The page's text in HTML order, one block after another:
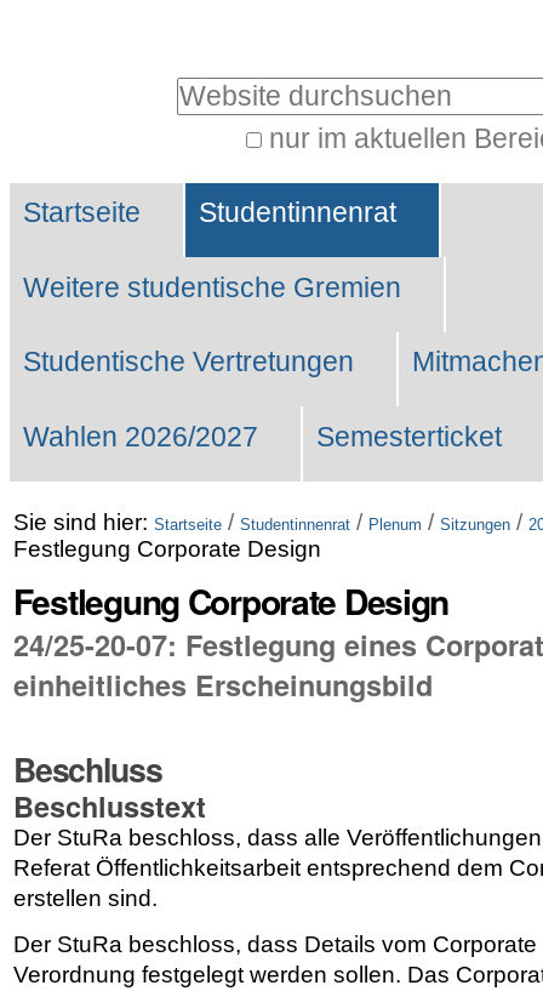
Website durchsuchen
nur im aktuellen
Suche…
Sektionen
Startseite Studentinnenrat
Weitere studentische Gremien
Studentische Vertretungen
Wahlen 2026/2027 Semesterticket
Sie sind hier: Startseite / Studentinnenrat / Plenum / Sitzungen /
Festlegung Corporate Design
Festlegung Corporate Design
24/25-20-07: Festlegung eines
einheitliches Erscheinungsbild
Beschluss
Beschlusstext
Der StuRa beschloss, dass alle
Referat Öffentlichkeitsarbeit entsprechend dem
erstellen sind.
Der StuRa beschloss, dass Details vom
Verordnung festgelegt werden sollen. Das